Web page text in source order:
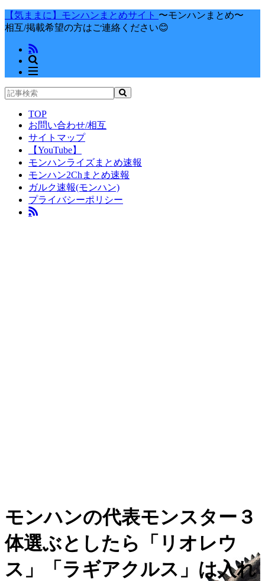
【気ままに】モンハンまとめサイト 〜モンハンまとめ〜
相互/掲載希望の方はご連絡ください😊
TOP
お問い合わせ/相互
サイトマップ
【YouTube】
モンハンライズまとめ速報
モンハン2Chまとめ速報
ガルク速報(モンハン)
プライバシーポリシー
モンハンの代表モンスター３
体選ぶとしたら「リオレウ
ス」「ラギアクルス」は入れ